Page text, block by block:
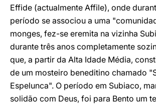
Effide (actualmente Affile), onde
período se associou a uma
monges, fez-se eremita na vizinha
durante três anos completamente
que, a partir da Alta Idade Média,
de um mosteiro beneditino chamado
Espelunca". O período em Subiaco,
solidão com Deus, foi para Bento um